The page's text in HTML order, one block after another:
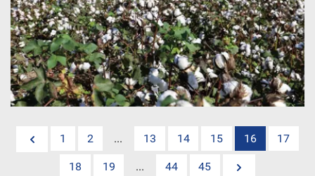
1 2 ... 13 14 15 16 17
18 19 ... 44 45